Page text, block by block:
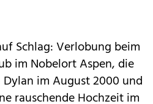
Schlag: Verlobung beim
im Nobelort Aspen, die
im August 2000 und
rauschende Hochzeit im